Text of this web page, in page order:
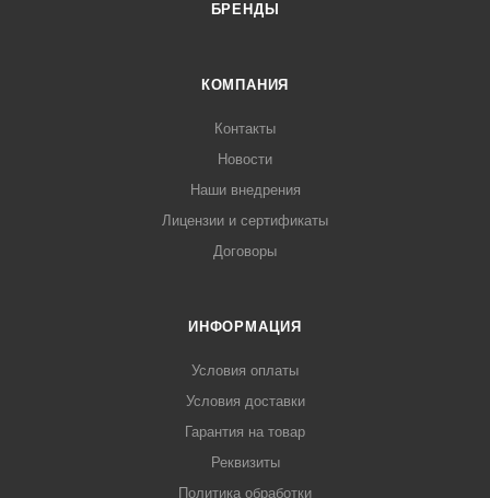
БРЕНДЫ
КОМПАНИЯ
Контакты
Новости
Наши внедрения
Лицензии и сертификаты
Договоры
ИНФОРМАЦИЯ
Условия оплаты
Условия доставки
Гарантия на товар
Реквизиты
Политика обработки